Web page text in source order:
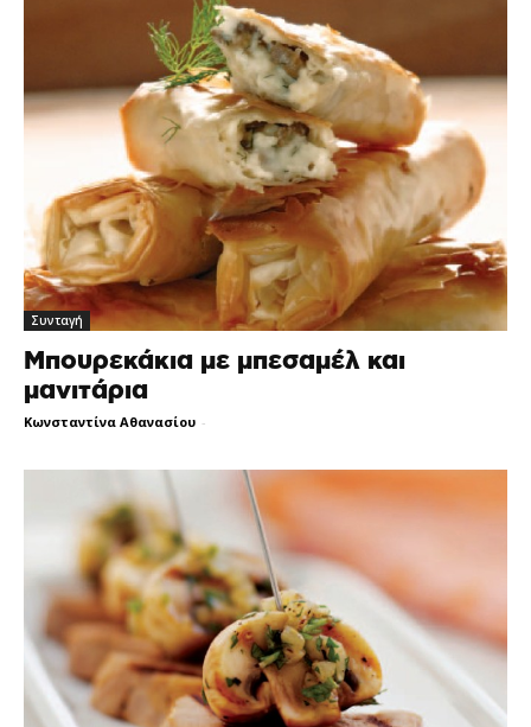
Συνταγή
Μπουρεκάκια με μπεσαμέλ και
μανιτάρια
Κωνσταντίνα Αθανασίου -